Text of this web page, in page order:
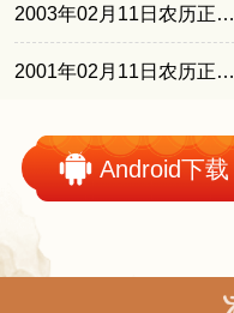
2003年02月11日农历正月十一
2001年02月11日农历正月十九
Android下载